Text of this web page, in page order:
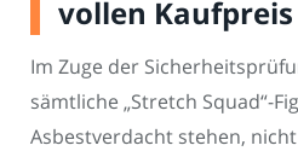
vollen
Im Zuge der
sämtliche „Stretch Squad“-
Asbestverdacht stehen,